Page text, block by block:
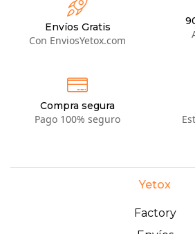
Envíos Gratis
Con EnviosYetox.com
Compra segura
Pago 100% seguro
Yetox
Factory